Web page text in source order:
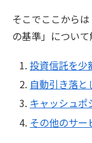
そこでここから
の基準」について
投資信託を少
自動引き落
キャッシュポ
その他のサー